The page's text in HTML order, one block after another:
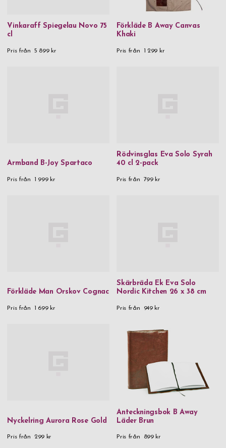
Vinkaraff Spiegelau Novo 75
cl
Pris från 5 899 kr
Förkläde B Away Canvas
Khaki
Pris från 1 299 kr
Armband B-Joy Spartaco
Pris från 1 999 kr
Rödvinsglas Eva Solo Syrah
40 cl 2-pack
Pris från 799 kr
Förkläde Man Orskov Cognac
Pris från 1 699 kr
Skärbräda Ek Eva Solo
Nordic Kitchen 26 x 38 cm
Pris från 949 kr
Nyckelring Aurora Rose Gold
Pris från 299 kr
Anteckningsbok B Away
Läder Brun
Pris från 899 kr